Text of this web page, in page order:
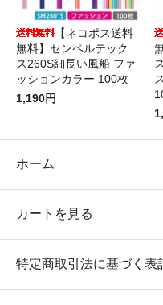
【ネコポス送料
無料】センペルテック
ス260S細長い風船 ファ
ッションカラー 100枚
1,190円
ホーム
カートを見る
特定商取引法に基づく表